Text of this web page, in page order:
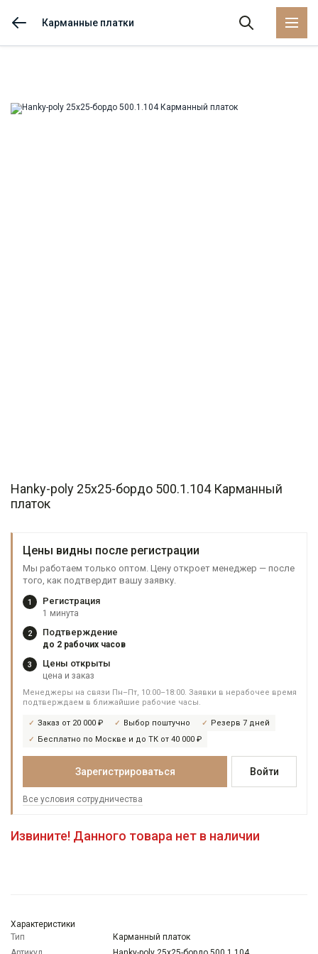
Карманные платки
Hanky-poly 25x25-бордо 500.1.104 Карманный
платок
Цены видны после регистрации
Мы работаем только оптом. Цену откроет менеджер — после
того, как подтвердит вашу заявку.
1 Регистрация
1 минута
2 Подтверждение
до 2 рабочих часов
3 Цены открыты
цена и заказ
Менеджеры на связи Пн–Пт, 10:00–18:00. Заявки в нерабочее время
подтверждаем в ближайшие рабочие часы.
Заказ от 20 000 ₽ Выбор поштучно
Резерв 7 дней
Бесплатно по Москве и до ТК от 40 000 ₽
Зарегистрироваться Войти
Все условия сотрудничества
Извините! Данного товара нет в наличии
Характеристики
Тип
Карманный платок